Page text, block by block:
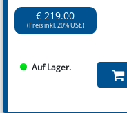
€ 219.00
(Preis inkl. 20% USt.)
Auf Lager.